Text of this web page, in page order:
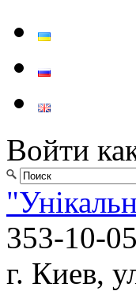
Войти
353-10-05
г. Киев,